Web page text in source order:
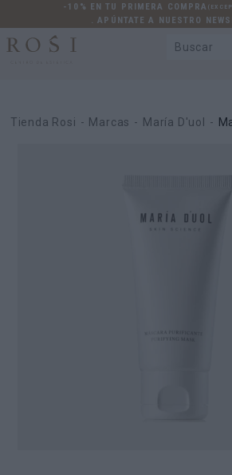
-10% EN TU PRIMERA COMPRA
. APÚNTATE A NUESTRO
Tienda Rosi Marcas María D'uol